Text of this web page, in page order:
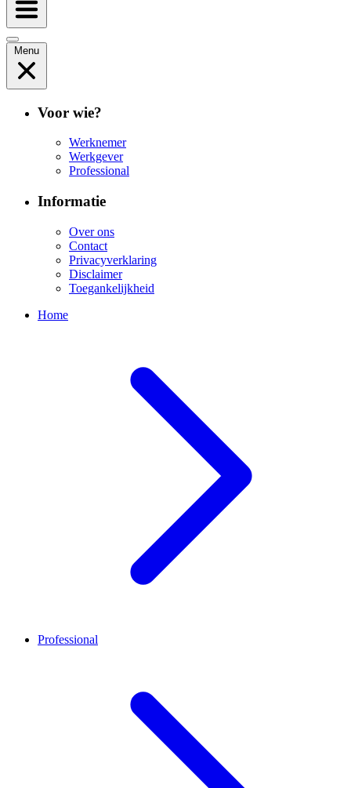
Menu
Voor wie?
Werknemer
Werkgever
Professional
Informatie
Over ons
Contact
Privacyverklaring
Disclaimer
Toegankelijkheid
Home
Professional